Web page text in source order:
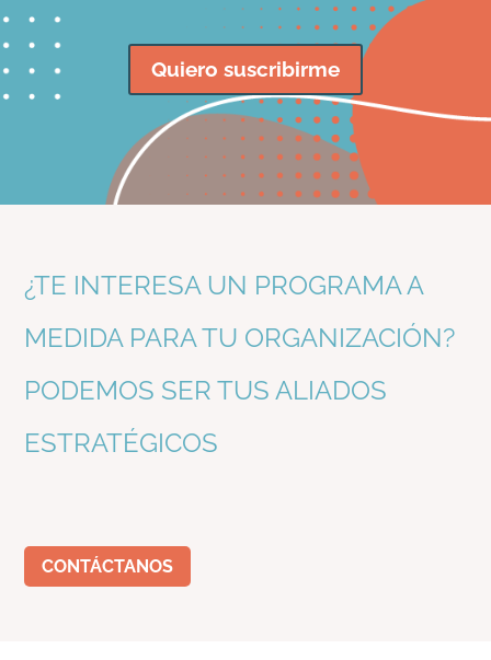
Quiero suscribirme
¿TE INTERESA UN PROGRAMA A
MEDIDA PARA TU ORGANIZACIÓN?
PODEMOS SER TUS ALIADOS
ESTRATÉGICOS
CONTÁCTANOS